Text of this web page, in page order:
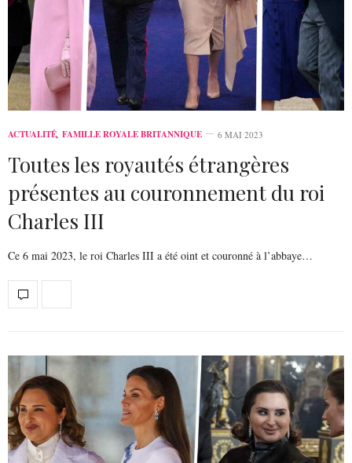
ACTUALITÉ, FAMILLE ROYALE BRITANNIQUE 6 MAI 2023
Toutes les royautés étrangères
présentes au couronnement du roi
Charles III
Ce 6 mai 2023, le roi Charles III a été oint et couronné à l’abbaye…